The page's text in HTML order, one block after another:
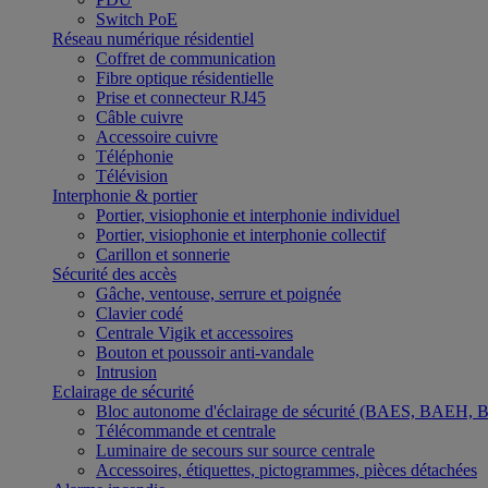
Switch PoE
Réseau numérique résidentiel
Coffret de communication
Fibre optique résidentielle
Prise et connecteur RJ45
Câble cuivre
Accessoire cuivre
Téléphonie
Télévision
Interphonie & portier
Portier, visiophonie et interphonie individuel
Portier, visiophonie et interphonie collectif
Carillon et sonnerie
Sécurité des accès
Gâche, ventouse, serrure et poignée
Clavier codé
Centrale Vigik et accessoires
Bouton et poussoir anti-vandale
Intrusion
Eclairage de sécurité
Bloc autonome d'éclairage de sécurité (BAES,
Télécommande et centrale
Luminaire de secours sur source centrale
Accessoires, étiquettes, pictogrammes, pièces détachées